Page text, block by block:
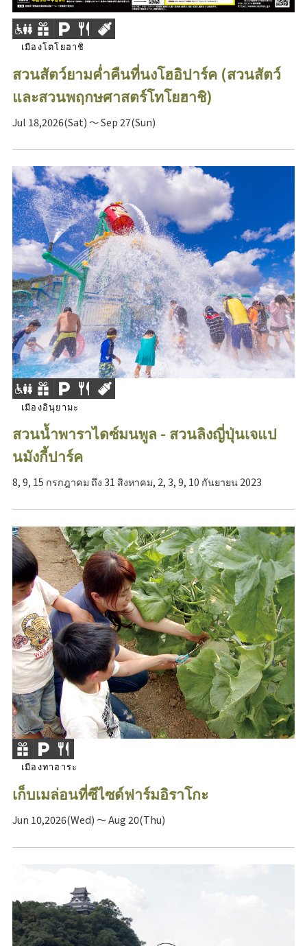
เมืองโตโยฮาชิ
สวนสัตว์ยามค่ำคืนที่นงโฮอิปาร์ค (สวนสัตว์
และสวนพฤกษศาสตร์โทโยฮาชิ)
Jul 18,2026(Sat) ～ Sep 27(Sun)
เมืองอินุยามะ
สวนน้ำพาราไดซ์มนพูล - สวนลิงญี่ปุ่นเจแป
นมังกี้ปาร์ค
8, 9, 15 กรกฎาคม ถึง 31 สิงหาคม, 2, 3, 9, 10 กันยายน 2023
เมืองทาฮาระ
เก็บเมล่อนที่ซีไซด์ฟาร์มอิราโกะ
Jun 10,2026(Wed) ～ Aug 20(Thu)